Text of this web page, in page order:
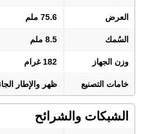
العرض 75.6 ملم
السُمك 8.5 ملم
وزن الجهاز 182 غرام
خامات التصنيع ظهر والإطار
الشبكات والشرائح